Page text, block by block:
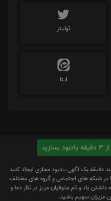
توئیتر
ایتا
دقیقه یک آگهی یادبود مجازی ایجاد کنید
در شبکه های اجتماعی و گروه های مختلف
داشتن یاد و نام متوفیان عزیز در نثار دعا و
عزیزان سهیم باشید.